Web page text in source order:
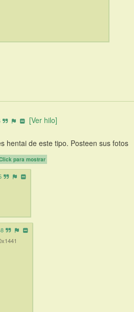
[Ver hilo]
hentai de este tipo. Posteen sus fotos
para mostrar